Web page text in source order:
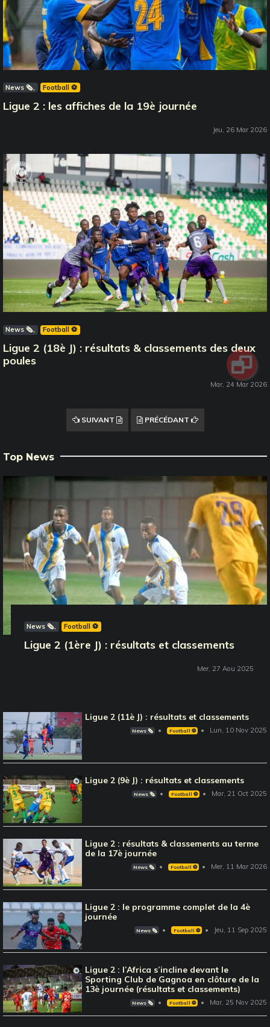
News 🗞️ Football ⚽️
Ligue 2 : les affiches de la 19è journée
Jeu, 26 Mar 2026
News 🗞️ Football ⚽️
Ligue 2 (18è J) : résultats & classements des deux
poules
Mar, 24 Mar 2026
SUIVANT PRÉCÉDANT
Top News
News 🗞️ Football ⚽️
Ligue 2 (1ère J) : résultats et classements
Mer, 27 Aou 2025
Ligue 2 (11è J) : résultats et classements
News 🗞️ Football ⚽️ Lun, 10 Nov 2025
Ligue 2 (9è J) : résultats et classements
News 🗞️ Football ⚽️ Mar, 21 Oct 2025
Ligue 2 : résultats & classements au terme
de la 17è journée
News 🗞️ Football ⚽️ Mer, 11 Mar 2026
Ligue 2 : le programme complet de la 4è
journée
News 🗞️ Football ⚽️ Jeu, 11 Sep 2025
Ligue 2 : l’Africa s’incline devant le
Sporting Club de Gagnoa en clôture de la
13è journée (résultats et classements)
News 🗞️ Football ⚽️ Mar, 25 Nov 2025